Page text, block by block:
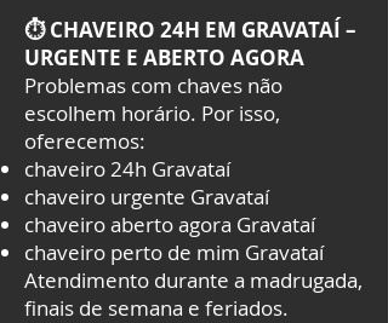
⏱️ CHAVEIRO 24H EM GRAVATAÍ –
URGENTE E ABERTO AGORA
Problemas com chaves não
escolhem horário. Por isso,
oferecemos:
chaveiro 24h Gravataí
chaveiro urgente Gravataí
chaveiro aberto agora Gravataí
chaveiro perto de mim Gravataí
Atendimento durante a madrugada,
finais de semana e feriados.